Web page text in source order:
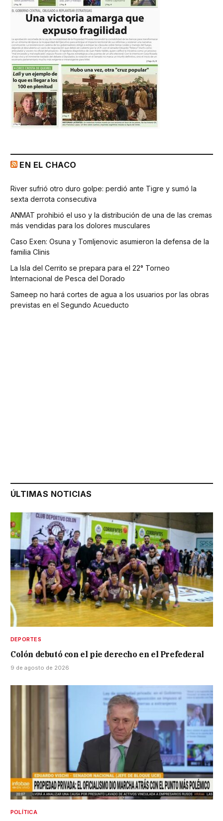
EN EL CHACO
River sufrió otro duro golpe: perdió ante Tigre y sumó la
sexta derrota consecutiva
ANMAT prohibió el uso y la distribución de una de las cremas
más vendidas para los dolores musculares
Caso Exen: Osuna y Tomljenovic asumieron la defensa de la
familia Clinis
La Isla del Cerrito se prepara para el 22° Torneo
Internacional de Pesca del Dorado
Sameep no hará cortes de agua a los usuarios por las obras
previstas en el Segundo Acueducto
ÚLTIMAS NOTICIAS
DEPORTES
Colón debutó con el pie derecho en el Prefederal
9 de agosto de 2026
POLÍTICA